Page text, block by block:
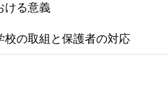
ける意義
校の取組と保護者の対応